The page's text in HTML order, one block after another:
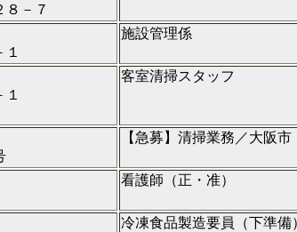
－７
施設管理係
客室清掃スタッフ
【急募】清掃業務／大阪市
看護師（正・准）
冷凍食品製造要員（下準備